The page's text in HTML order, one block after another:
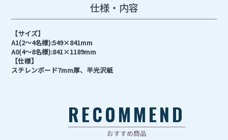
仕様・内容
【サイズ】
A1(2〜4名様):549×841mm
A0(4〜8名様):841×1189mm
【仕様】
スチレンボード7mm厚、半光沢紙
RECOMMEND
おすすめ商品